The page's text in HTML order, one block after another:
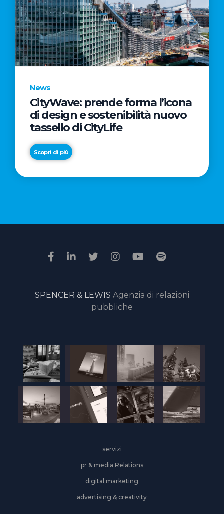
News
CityWave: prende forma l’icona
di design e sostenibilità nuovo
tassello di CityLife
Scopri di più
News
“Passione
il
della
giuria
online
SPENCER & LEWIS Agenzia di relazioni
pubbliche
servizi
pr & media Relations
digital marketing
advertising & creativity